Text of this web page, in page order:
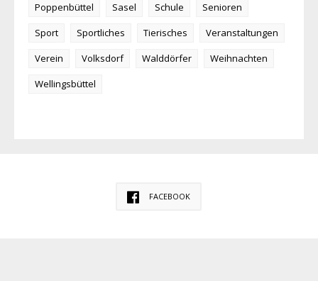
Poppenbüttel
Sasel Schule
Senioren
Sport
Sportliches Tierisches
Veranstaltungen
Verein
Volksdorf Walddörfer
Weihnachten
Wellingsbüttel
FACEBOOK